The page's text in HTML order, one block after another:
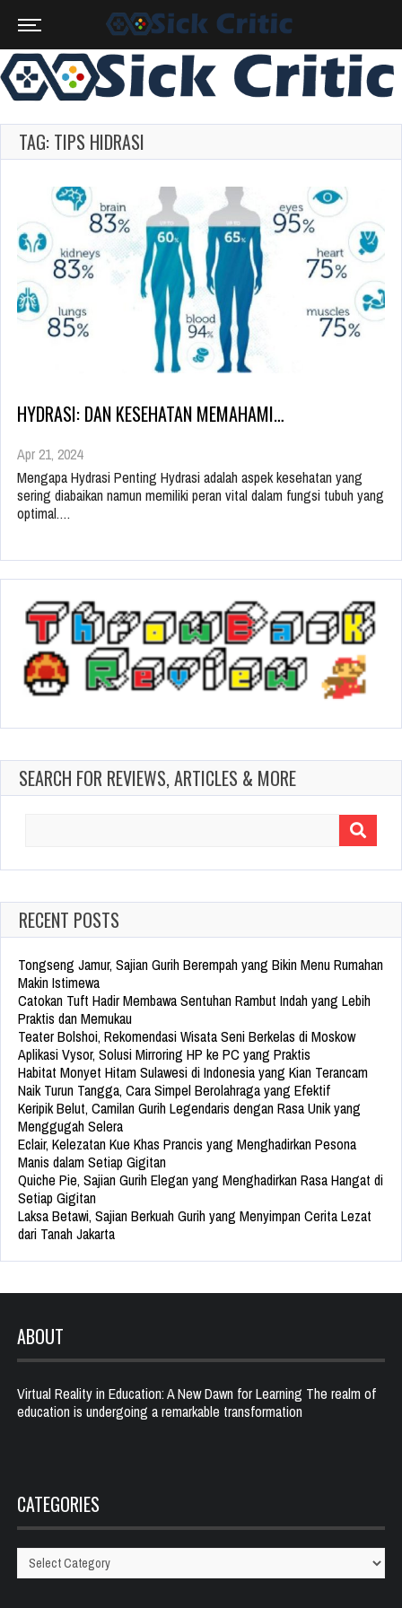
TAG: TIPS HIDRASI
HYDRASI: DAN KESEHATAN MEMAHAMI…
Apr 21, 2024
Mengapa Hydrasi Penting Hydrasi adalah aspek kesehatan yang
sering diabaikan namun memiliki peran vital dalam fungsi tubuh yang
optimal.…
SEARCH FOR REVIEWS, ARTICLES & MORE
RECENT POSTS
Tongseng Jamur, Sajian Gurih Berempah yang Bikin Menu Rumahan
Makin Istimewa
Catokan Tuft Hadir Membawa Sentuhan Rambut Indah yang Lebih
Praktis dan Memukau
Teater Bolshoi, Rekomendasi Wisata Seni Berkelas di Moskow
Aplikasi Vysor, Solusi Mirroring HP ke PC yang Praktis
Habitat Monyet Hitam Sulawesi di Indonesia yang Kian Terancam
Naik Turun Tangga, Cara Simpel Berolahraga yang Efektif
Keripik Belut, Camilan Gurih Legendaris dengan Rasa Unik yang
Menggugah Selera
Eclair, Kelezatan Kue Khas Prancis yang Menghadirkan Pesona
Manis dalam Setiap Gigitan
Quiche Pie, Sajian Gurih Elegan yang Menghadirkan Rasa Hangat di
Setiap Gigitan
Laksa Betawi, Sajian Berkuah Gurih yang Menyimpan Cerita Lezat
dari Tanah Jakarta
ABOUT
Virtual Reality in Education: A New Dawn for Learning The realm of
education is undergoing a remarkable transformation
CATEGORIES
Categories